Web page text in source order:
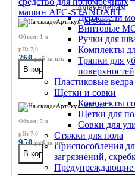
флаундерам
Держатели
Винтовые
Ручки для
Комплекты
Тряпки для
поверхностей
Пластиковые
Щётки и совки
Комплекты
Щетки для
Совки для
Стяжки для пола
Приспособления
загрязнений,
Предупреждающие
машин AFC-STANDART
Артикул:AFC-18/1
Объем: 1 л
pH: 7,0
260руб за шт.
Артикул:AFC-18
Объем: 5 л
pH: 7,0
950руб за шт.